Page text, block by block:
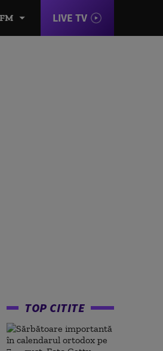
LIVE TV
TOP CITITE